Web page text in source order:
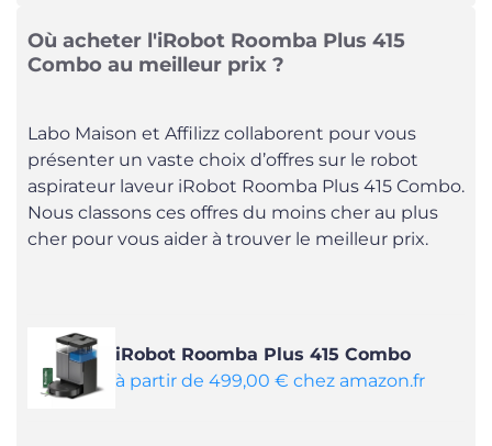
Où acheter l'iRobot Roomba Plus 415
Combo au meilleur prix ?
Labo Maison et Affilizz collaborent pour vous
présenter un vaste choix d’offres sur le robot
aspirateur laveur iRobot Roomba Plus 415 Combo.
Nous classons ces offres du moins cher au plus
cher pour vous aider à trouver le meilleur prix.
iRobot Roomba Plus 415 Combo
à partir de 499,00 € chez amazon.fr